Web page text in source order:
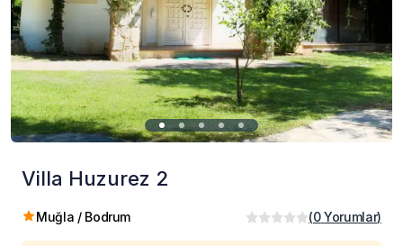
Villa Huzurez 2
Muğla / Bodrum (0 Yorumlar)